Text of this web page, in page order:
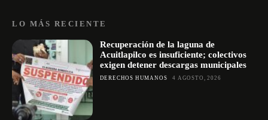
LO MÁS RECIENTE
Recuperación de la laguna de
Acuitlapilco es insuficiente; colectivos
exigen detener descargas municipales
DERECHOS HUMANOS 4 AGOSTO, 2026